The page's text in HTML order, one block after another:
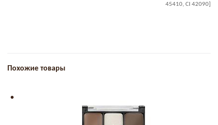
45410, CI 42090]
Похожие товары